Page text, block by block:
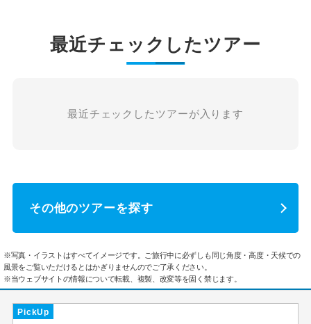
最近チェックしたツアー
最近チェックしたツアーが入ります
その他のツアーを探す
※写真・イラストはすべてイメージです。ご旅行中に必ずしも同じ角度・高度・天候での
風景をご覧いただけるとはかぎりませんのでご了承ください。
※当ウェブサイトの情報について転載、複製、改変等を固く禁じます。
PickUp